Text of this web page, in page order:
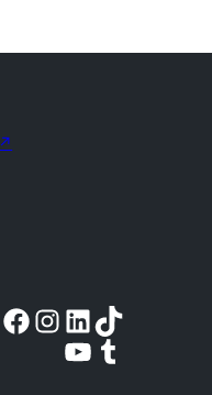
↗
account
Threads account
Onze Facebook pagina bezoeken
Bezoek ons Instagram account
Bezoek ons LinkedIn account
Bezoek ons TikTok account
Bezoek ons YouTube kanaalBezoek ons Tumblr account